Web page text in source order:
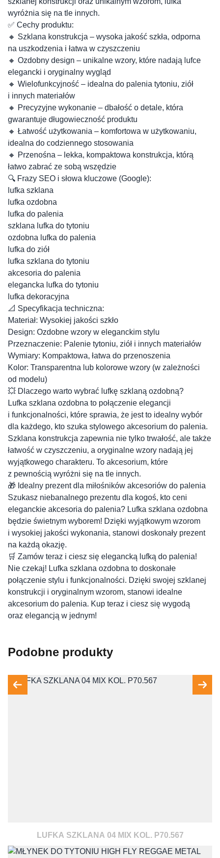
wyróżnia się na tle innych.
✅ Cechy produktu:
🔸 Szklana konstrukcja – wysoka jakość szkła, odporna
na uszkodzenia i łatwa w czyszczeniu
🔸 Ozdobny design – unikalne wzory, które nadają lufce
elegancki i oryginalny wygląd
🔸 Wielofunkcyjność – idealna do palenia tytoniu, ziół
i innych materiałów
🔸 Precyzyjne wykonanie – dbałość o detale, która
gwarantuje długowieczność produktu
🔸 Łatwość użytkowania – komfortowa w użytkowaniu,
idealna do codziennego stosowania
🔸 Przenośna – lekka, kompaktowa konstrukcja, którą
łatwo zabrać ze sobą wszędzie
🔍 Frazy SEO i słowa kluczowe (Google):
lufka szklana
lufka ozdobna
lufka do palenia
szklana lufka do tytoniu
ozdobna lufka do palenia
lufka do ziół
lufka szklana do tytoniu
akcesoria do palenia
elegancka lufka do tytoniu
lufka dekoracyjna
📐 Specyfikacja techniczna:
Materiał: Wysokiej jakości szkło
Design: Ozdobne wzory w eleganckim stylu
Przeznaczenie: Palenie tytoniu, ziół i innych materiałów
Wymiary: Kompaktowa, łatwa do przenoszenia
Kolor: Transparentna lub kolorowe wzory (w zależności
od modelu)
💥 Dlaczego warto wybrać lufkę szklaną ozdobną?
Lufka szklana ozdobna to połączenie elegancji
i funkcjonalności, które sprawia, że jest to idealny wybór
dla każdego, kto szuka stylowego akcesorium do palenia.
Szklana konstrukcja zapewnia nie tylko trwałość, ale także
łatwość w czyszczeniu, a oryginalne wzory nadają jej
wyjątkowego charakteru. To akcesorium, które
z pewnością wyróżni się na tle innych.
🎁 Idealny prezent dla miłośników akcesoriów do palenia
Szukasz niebanalnego prezentu dla kogoś, kto ceni
eleganckie akcesoria do palenia? Lufka szklana ozdobna
będzie świetnym wyborem! Dzięki wyjątkowym wzorom
i wysokiej jakości wykonania, stanowi doskonały prezent
na każdą okazję.
🛒 Zamów teraz i ciesz się elegancką lufką do palenia!
Nie czekaj! Lufka szklana ozdobna to doskonałe
połączenie stylu i funkcjonalności. Dzięki swojej szklanej
konstrukcji i oryginalnym wzorom, stanowi idealne
akcesorium do palenia. Kup teraz i ciesz się wygodą
oraz elegancją w jednym!
Podobne produkty
LUFKA SZKLANA 04 MIX KOL. P70.567